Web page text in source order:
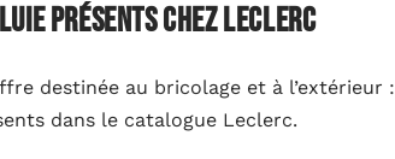
présents chez Leclerc
destinée au bricolage et à l’extérieur :
dans le catalogue Leclerc.